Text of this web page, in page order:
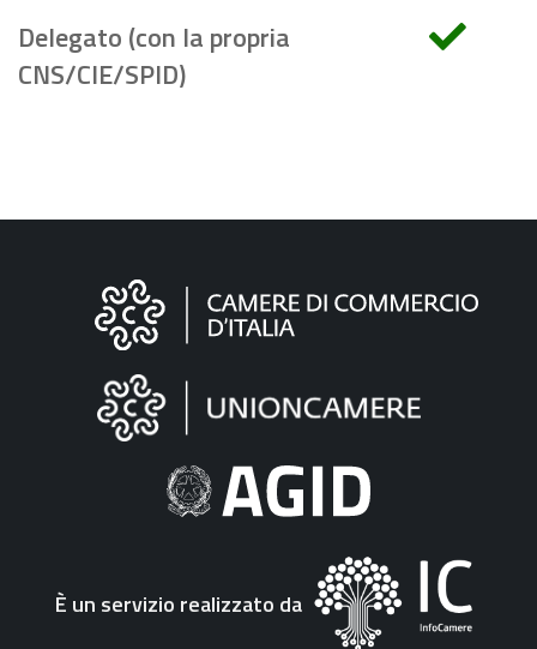
Delegato (con la propria
CNS/CIE/SPID)
Informazioni
"Fattura
Elettronica"
È un servizio realizzato da